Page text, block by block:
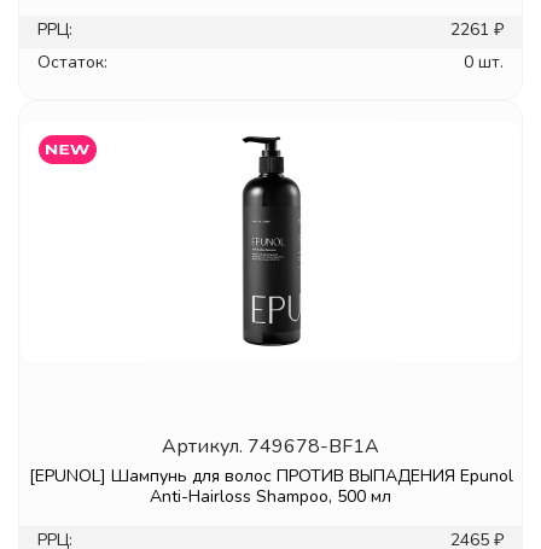
РРЦ:
2261 ₽
Остаток:
0 шт.
Артикул. 749678-BF1A
[EPUNOL] Шампунь для волос ПРОТИВ ВЫПАДЕНИЯ Epunol
Anti-Hairloss Shampoo, 500 мл
РРЦ:
2465 ₽